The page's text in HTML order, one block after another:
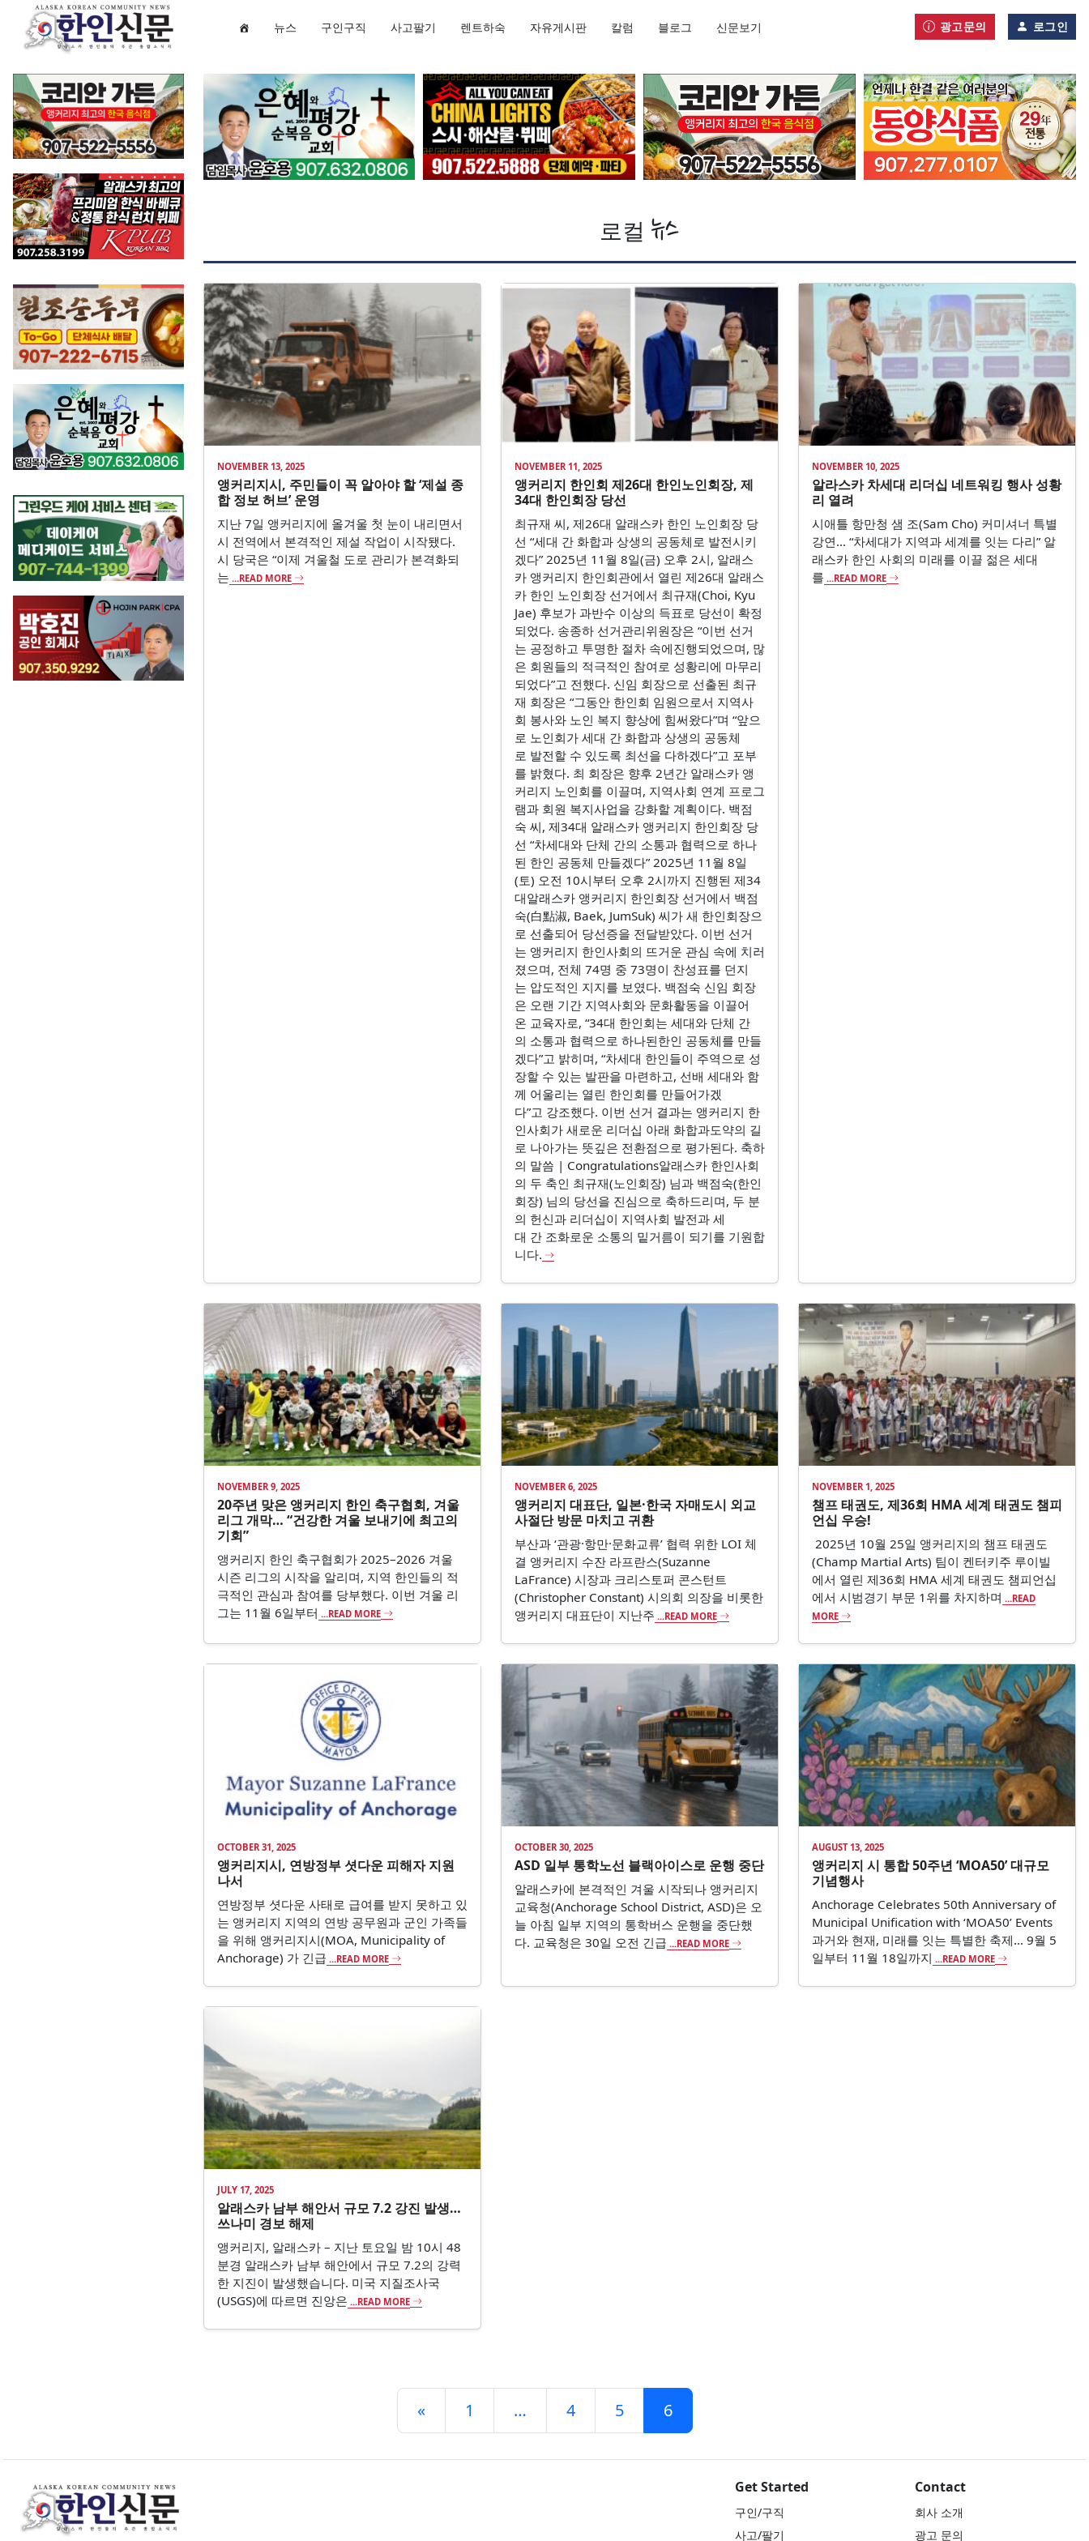
뉴스 구인구직 사고팔기 렌트하숙 자유게시판 칼럼 블로그 신문보기 광고문의 로그인
로컬 뉴스
NOVEMBER 13, 2025
앵커리지시, 주민들이 꼭 알아야 할 ‘제설 종
합 정보 허브’ 운영
지난 7일 앵커리지에 올겨울 첫 눈이 내리면서
시 전역에서 본격적인 제설 작업이 시작됐다.
시 당국은 “이제 겨울철 도로 관리가 본격화되
는 ...READ MORE
NOVEMBER 11, 2025
앵커리지 한인회 제26대 한인노인회장, 제
34대 한인회장 당선
최규재 씨, 제26대 알래스카 한인 노인회장 당
선 “세대 간 화합과 상생의 공동체로 발전시키
겠다” 2025년 11월 8일(금) 오후 2시, 알래스
카 앵커리지 한인회관에서 열린 제26대 알래스
카 한인 노인회장 선거에서 최규재(Choi, Kyu
Jae) 후보가 과반수 이상의 득표로 당선이 확정
되었다. 송종하 선거관리위원장은 “이번 선거
는 공정하고 투명한 절차 속에진행되었으며, 많
은 회원들의 적극적인 참여로 성황리에 마무리
되었다”고 전했다. 신임 회장으로 선출된 최규
재 회장은 “그동안 한인회 임원으로서 지역사
회 봉사와 노인 복지 향상에 힘써왔다”며 “앞으
로 노인회가 세대 간 화합과 상생의 공동체
로 발전할 수 있도록 최선을 다하겠다”고 포부
를 밝혔다. 최 회장은 향후 2년간 알래스카 앵
커리지 노인회를 이끌며, 지역사회 연계 프로그
램과 회원 복지사업을 강화할 계획이다. 백점
숙 씨, 제34대 알래스카 앵커리지 한인회장 당
선 “차세대와 단체 간의 소통과 협력으로 하나
된 한인 공동체 만들겠다” 2025년 11월 8일
(토) 오전 10시부터 오후 2시까지 진행된 제34
대알래스카 앵커리지 한인회장 선거에서 백점
숙(白點淑, Baek, JumSuk) 씨가 새 한인회장으
로 선출되어 당선증을 전달받았다. 이번 선거
는 앵커리지 한인사회의 뜨거운 관심 속에 치러
졌으며, 전체 74명 중 73명이 찬성표를 던지
는 압도적인 지지를 보였다. 백점숙 신임 회장
은 오랜 기간 지역사회와 문화활동을 이끌어
온 교육자로, “34대 한인회는 세대와 단체 간
의 소통과 협력으로 하나된한인 공동체를 만들
겠다”고 밝히며, “차세대 한인들이 주역으로 성
장할 수 있는 발판을 마련하고, 선배 세대와 함
께 어울리는 열린 한인회를 만들어가겠
다”고 강조했다. 이번 선거 결과는 앵커리지 한
인사회가 새로운 리더십 아래 화합과도약의 길
로 나아가는 뜻깊은 전환점으로 평가된다. 축하
의 말씀 | Congratulations알래스카 한인사회
의 두 축인 최규재(노인회장) 님과 백점숙(한인
회장) 님의 당선을 진심으로 축하드리며, 두 분
의 헌신과 리더십이 지역사회 발전과 세
대 간 조화로운 소통의 밑거름이 되기를 기원합
니다.
NOVEMBER 10, 2025
알라스카 차세대 리더십 네트워킹 행사 성황
리 열려
시애틀 항만청 샘 조(Sam Cho) 커미셔너 특별
강연… “차세대가 지역과 세계를 잇는 다리” 알
래스카 한인 사회의 미래를 이끌 젊은 세대
를 ...READ MORE
NOVEMBER 9, 2025
20주년 맞은 앵커리지 한인 축구협회, 겨울
리그 개막… “건강한 겨울 보내기에 최고의
기회”
앵커리지 한인 축구협회가 2025–2026 겨울
시즌 리그의 시작을 알리며, 지역 한인들의 적
극적인 관심과 참여를 당부했다. 이번 겨울 리
그는 11월 6일부터 ...READ MORE
NOVEMBER 6, 2025
앵커리지 대표단, 일본·한국 자매도시 외교
사절단 방문 마치고 귀환
부산과 ‘관광·항만·문화교류’ 협력 위한 LOI 체
결 앵커리지 수잔 라프란스(Suzanne
LaFrance) 시장과 크리스토퍼 콘스턴트
(Christopher Constant) 시의회 의장을 비롯한
앵커리지 대표단이 지난주 ...READ MORE
NOVEMBER 1, 2025
챔프 태권도, 제36회 HMA 세계 태권도 챔피
언십 우승!
2025년 10월 25일 앵커리지의 챔프 태권도
(Champ Martial Arts) 팀이 켄터키주 루이빌
에서 열린 제36회 HMA 세계 태권도 챔피언십
에서 시범경기 부문 1위를 차지하며 ...READ
MORE
OCTOBER 31, 2025
앵커리지시, 연방정부 셧다운 피해자 지원
나서
연방정부 셧다운 사태로 급여를 받지 못하고 있
는 앵커리지 지역의 연방 공무원과 군인 가족들
을 위해 앵커리지시(MOA, Municipality of
Anchorage) 가 긴급 ...READ MORE
OCTOBER 30, 2025
ASD 일부 통학노선 블랙아이스로 운행 중단
알래스카에 본격적인 겨울 시작되나 앵커리지
교육청(Anchorage School District, ASD)은 오
늘 아침 일부 지역의 통학버스 운행을 중단했
다. 교육청은 30일 오전 긴급 ...READ MORE
AUGUST 13, 2025
앵커리지 시 통합 50주년 ‘MOA50’ 대규모
기념행사
Anchorage Celebrates 50th Anniversary of
Municipal Unification with ‘MOA50’ Events
과거와 현재, 미래를 잇는 특별한 축제… 9월 5
일부터 11월 18일까지 ...READ MORE
JULY 17, 2025
알래스카 남부 해안서 규모 7.2 강진 발생…
쓰나미 경보 해제
앵커리지, 알래스카 – 지난 토요일 밤 10시 48
분경 알래스카 남부 해안에서 규모 7.2의 강력
한 지진이 발생했습니다. 미국 지질조사국
(USGS)에 따르면 진앙은 ...READ MORE
« 1 … 4 5 6
Get Started
구인/구직
사고/팔기
Contact
회사 소개
광고 문의